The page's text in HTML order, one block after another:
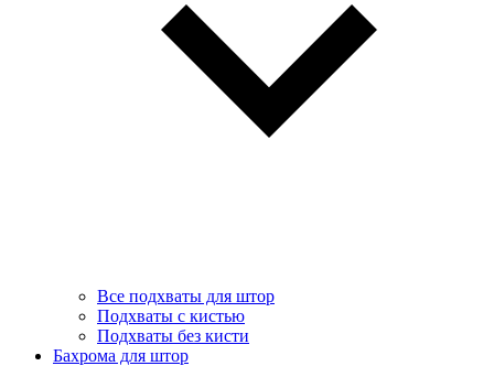
Все подхваты для штор
Подхваты с кистью
Подхваты без кисти
Бахрома для штор